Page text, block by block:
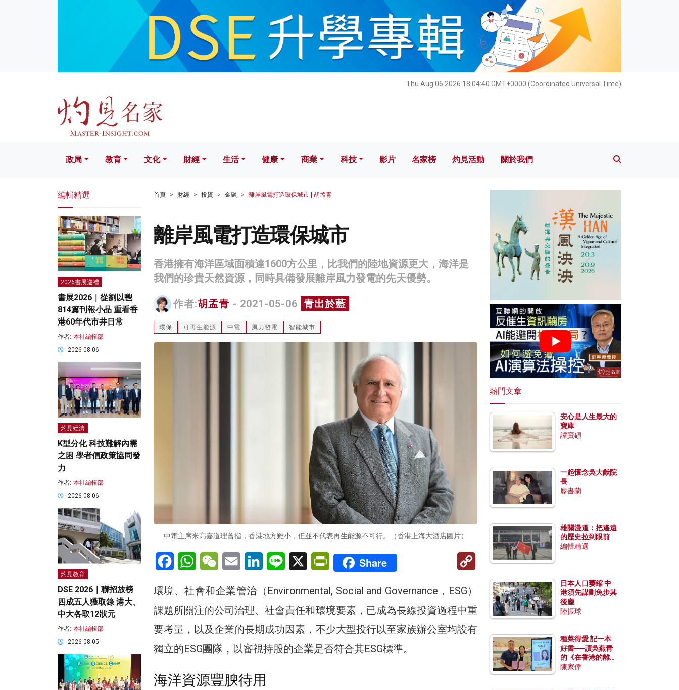
Thu Aug 06 2026 18:04:42 GMT+0000 (Coordinated Universal Time)
文化 財經 生活 健康 科技 影片 名家榜 灼見活動 關於我們
政局 教育 文化 財經 生活 健康 商業 科技 影片 名家榜 灼見活動 關於我們
首頁 財經 投資 金融 離岸風電打造環保城市 | 胡孟青
離岸風電打造環保城市
香港擁有海洋區域面積達1600方公里，比我們的陸地資源更大，海洋是
我們的珍貴天然資源，同時具備發展離岸風力發電的先天優勢。
作者:胡孟青 - 2021-05-06 青出於藍
環保 可再生能源 中電 風力發電 智能城市
中電主席米高嘉道理曾指，香港地方雖小，但並不代表再生能源不可行。（香港上海大酒店圖片）
FacebookWhatsAppWeChatEmail LinkedInLine X PrintFriendly
Share
Copy
Link
環境、社會和企業管治（Environmental, Social and Governance，ESG）
課題所關注的公司治理、社會責任和環境要素，已成為長線投資過程中重
要考量，以及企業的長期成功因素，不少大型投行以至家族辦公室均設有
獨立的ESG團隊，以審視持股的企業是否符合其ESG標準。
海洋資源豐腴待用
編輯精選
2026書展巡禮
書展2026｜從劉以鬯
814篇刊報小品 重看香
港60年代市井日常
作者: 本社編輯部
2026-08-06
灼見經濟
K型分化 科技難解內需
之困 學者倡政策協同發
力
作者: 本社編輯部
2026-08-06
灼見教育
DSE 2026｜聯招放榜
四成五人獲取錄 港大、
中大各取12狀元
作者: 本社編輯部
2026-08-05
熱門文章
安心是人生最大的
寶庫
譚寶碩
一起懷念吳大猷院
長
廖書蘭
雄關漫道：把遙遠
的歷史拉到眼前
編輯精選
日本人口萎縮 中
港須先謀劃免步其
後塵
陸振球
種菜得愛 記一本
好書──讀吳燕青
的《在香港的離島
種菜》
陳家偉